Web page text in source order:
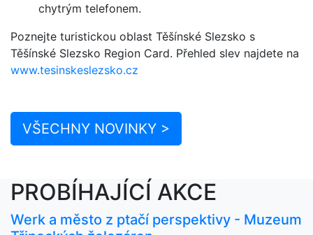
chytrým telefonem.
Poznejte turistickou oblast Těšínské Slezsko s
Těšínské Slezsko Region Card. Přehled slev najdete na
www.tesinskeslezsko.cz
VŠECHNY NOVINKY >
PROBÍHAJÍCÍ AKCE
Werk a město z ptačí perspektivy - Muzeum